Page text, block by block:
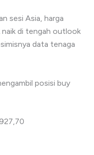
sesi Asia, harga
naik di tengah outlook
data tenaga
posisi buy